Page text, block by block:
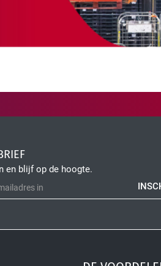
en blijf op de hoogte.